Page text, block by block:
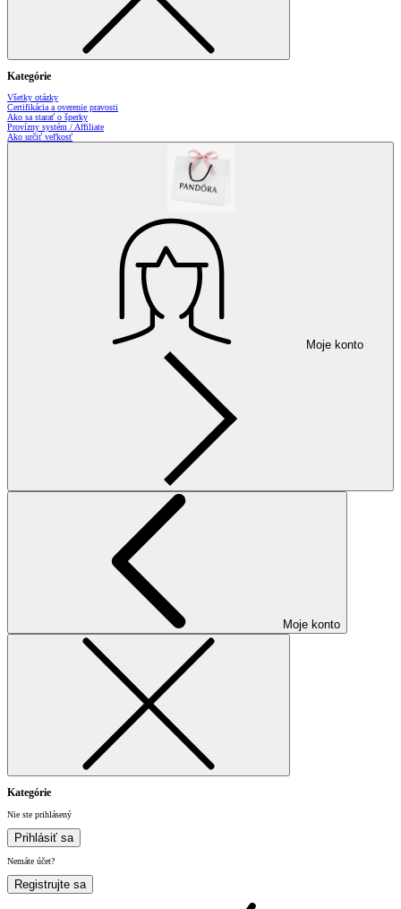
Kategórie
Všetky otázky
Certifikácia a overenie pravosti
Ako sa starať o šperky
Provízny systém / Affiliate
Ako určiť veľkosť
Moje konto
Moje konto
Kategórie
Nie ste prihlásený
Prihlásiť sa
Nemáte účet?
Registrujte sa